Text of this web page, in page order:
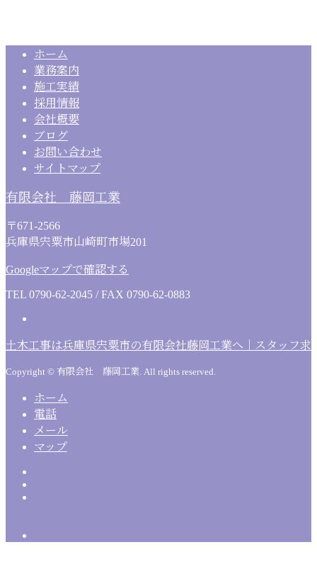
ホーム
業務案内
施工実績
採用情報
会社概要
ブログ
お問い合わせ
サイトマップ
有限会社 藤岡工業
〒671-2566
兵庫県宍粟市山崎町市場201
Googleマップで確認する
TEL 0790-62-2045 / FAX 0790-62-0883
土木工事は兵庫県宍粟市の有限会社藤岡工業へ｜スタッフ求
Copyright © 有限会社 藤岡工業. All rights reserved.
ホーム
電話
メール
マップ